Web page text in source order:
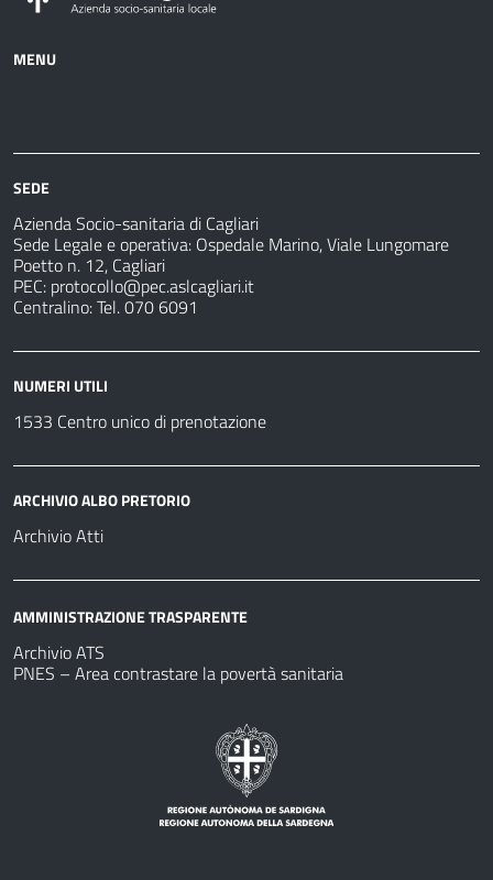
MENU
sanitarie
fare
SEDE
Azienda Socio-sanitaria di Cagliari
Sede Legale e operativa: Ospedale Marino, Viale Lungomare
Poetto n. 12, Cagliari
PEC: protocollo@pec.aslcagliari.it
Centralino: Tel. 070 6091
NUMERI UTILI
1533 Centro unico di prenotazione
ARCHIVIO ALBO PRETORIO
Archivio Atti
AMMINISTRAZIONE TRASPARENTE
Archivio ATS
PNES – Area contrastare la povertà sanitaria